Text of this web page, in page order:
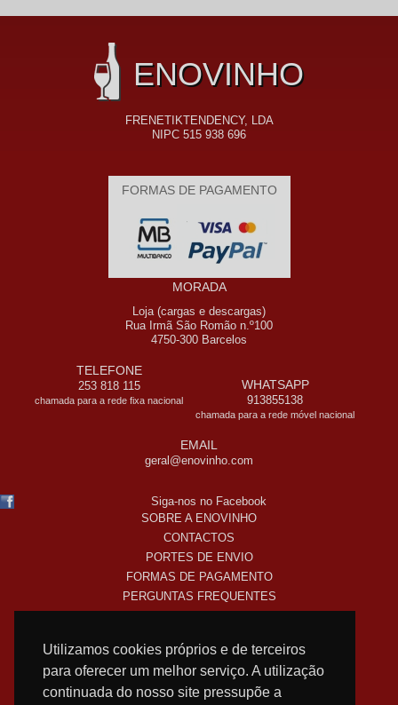
Utilizamos cookies próprios e de terceiros
para oferecer um melhor serviço. A utilização
continuada do nosso site pressupõe a
ENOVINHO
FRENETIKTENDENCY, LDA
NIPC 515 938 696
FORMAS DE PAGAMENTO
MORADA
Loja (cargas e descargas)
Rua Irmã São Romão n.º100
4750-300 Barcelos
TELEFONE
253 818 115
chamada para a rede fixa nacional
WHATSAPP
913855138
chamada para a rede móvel nacional
EMAIL
geral@enovinho.com
Siga-nos no Facebook
SOBRE A ENOVINHO
CONTACTOS
PORTES DE ENVIO
FORMAS DE PAGAMENTO
PERGUNTAS FREQUENTES
POLITICA DE PRIVACIDADE
SUBSCREVA A NOSSA NEWSLETTER!